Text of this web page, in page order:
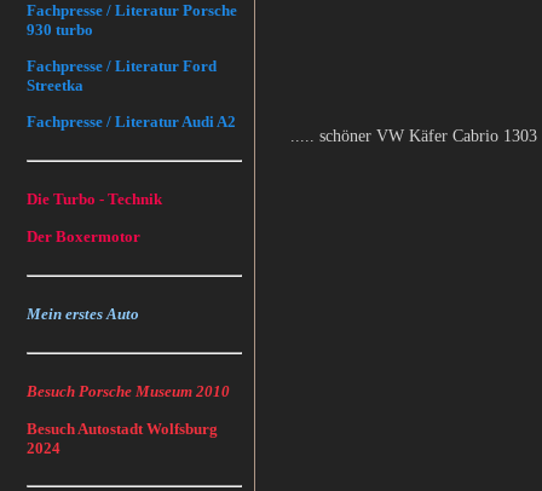
Fachpresse / Literatur Porsche
930 turbo
Fachpresse / Literatur Ford
Streetka
Fachpresse / Literatur Audi A2
Die Turbo - Technik
Der Boxermotor
Mein erstes Auto
Besuch Porsche Museum 2010
Besuch Autostadt Wolfsburg
2024
..... schöner VW Käfer Cabrio